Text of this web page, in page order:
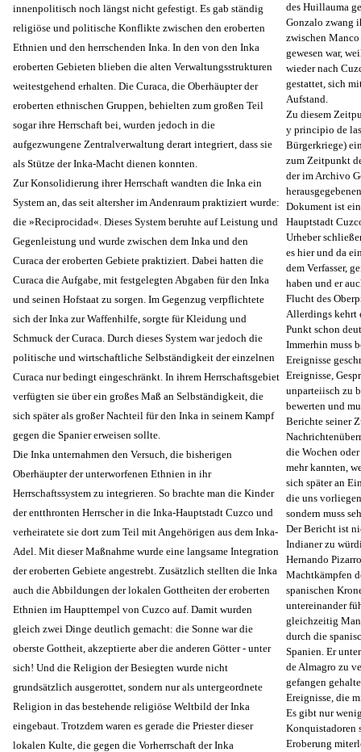
innenpolitisch noch längst nicht gefestigt. Es gab ständig
religiöse und politische Konflikte zwischen den eroberten
Ethnien und den herrschenden Inka. In den von den Inka
eroberten Gebieten blieben die alten Verwaltungsstrukturen
weitestgehend erhalten. Die Curaca, die Oberhäupter der
eroberten ethnischen Gruppen, behielten zum großen Teil
sogar ihre Herrschaft bei, wurden jedoch in die
aufgezwungene Zentralverwaltung derart integriert, dass sie
als Stütze der Inka-Macht dienen konnten.
Zur Konsolidierung ihrer Herrschaft wandten die Inka ein
System an, das seit altersher im Andenraum praktiziert wurde:
die »Reciprocidad«. Dieses System beruhte auf Leistung und
Gegenleistung und wurde zwischen dem Inka und den
Curaca der eroberten Gebiete praktiziert. Dabei hatten die
Curaca die Aufgabe, mit festgelegten Abgaben für den Inka
und seinen Hofstaat zu sorgen. Im Gegenzug verpflichtete
sich der Inka zur Waffenhilfe, sorgte für Kleidung und
Schmuck der Curaca. Durch dieses System war jedoch die
politische und wirtschaftliche Selbständigkeit der einzelnen
Curaca nur bedingt eingeschränkt. In ihrem Herrschaftsgebiet
verfügten sie über ein großes Maß an Selbständigkeit, die
sich später als großer Nachteil für den Inka in seinem Kampf
gegen die Spanier erweisen sollte.
Die Inka unternahmen den Versuch, die bisherigen
Oberhäupter der unterworfenen Ethnien in ihr
Herrschaftssystem zu integrieren. So brachte man die Kinder
der entthronten Herrscher in die Inka-Hauptstadt Cuzco und
verheiratete sie dort zum Teil mit Angehörigen aus dem Inka-
Adel. Mit dieser Maßnahme wurde eine langsame Integration
der eroberten Gebiete angestrebt. Zusätzlich stellten die Inka
auch die Abbildungen der lokalen Gottheiten der eroberten
Ethnien im Haupttempel von Cuzco auf. Damit wurden
gleich zwei Dinge deutlich gemacht: die Sonne war die
oberste Gottheit, akzeptierte aber die anderen Götter - unter
sich! Und die Religion der Besiegten wurde nicht
grundsätzlich ausgerottet, sondern nur als untergeordnete
Religion in das bestehende religiöse Weltbild der Inka
eingebaut. Trotzdem waren es gerade die Priester dieser
lokalen Kulte, die gegen die Vorherrschaft der Inka
des Huillauma
Gonzalo zwang
zwischen Manco
gewesen war,
wieder nach
gestattet, sich
Aufstand.
Zu diesem
y principio de
Bürgerkriege)
zum Zeitpunkt
der im Archivo
Dokument ist
Hauptstadt
Urheber
es hier und da
dem Verfasser,
haben und er
Flucht des
Allerdings kehrt
Punkt schon
Immerhin muss
Ereignisse
Ereignisse,
unparteiisch zu
bewerten und
Berichte seiner
die Wochen
mehr kannten,
sich später an
die uns
sondern muss
Der Bericht ist
Indianer zu
Hernando
Machtkämpfen
spanischen
untereinander
gleichzeitig
durch die
Spanien. Er
de Almagro zu
gefangen
Ereignisse, die
Es gibt nur
Konquistadoren
Eroberung